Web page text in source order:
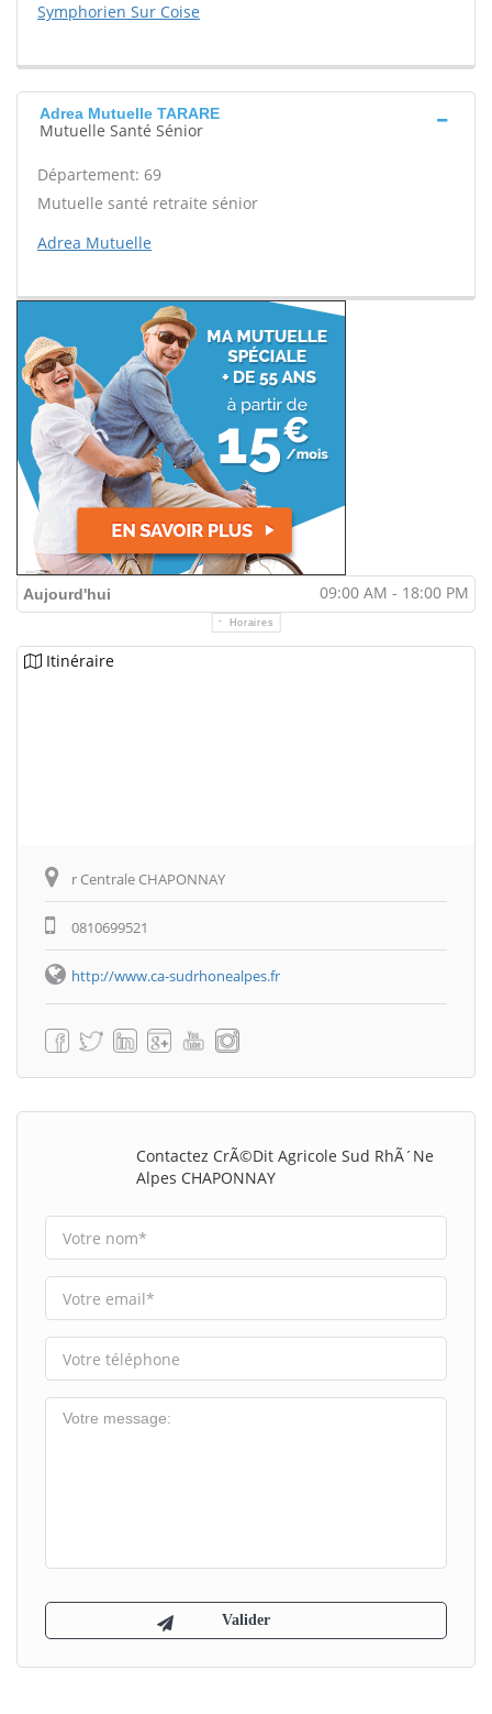
Symphorien Sur Coise
Adrea Mutuelle TARARE
Mutuelle Santé Sénior
Département: 69
Mutuelle santé retraite sénior
Adrea Mutuelle
Aujourd'hui 09:00 AM - 18:00 PM
Horaires
Itinéraire
r Centrale CHAPONNAY
0810699521
http://www.ca-sudrhonealpes.fr
Contactez CrÃ©dit Agricole Sud RhÃ´ne
Alpes CHAPONNAY